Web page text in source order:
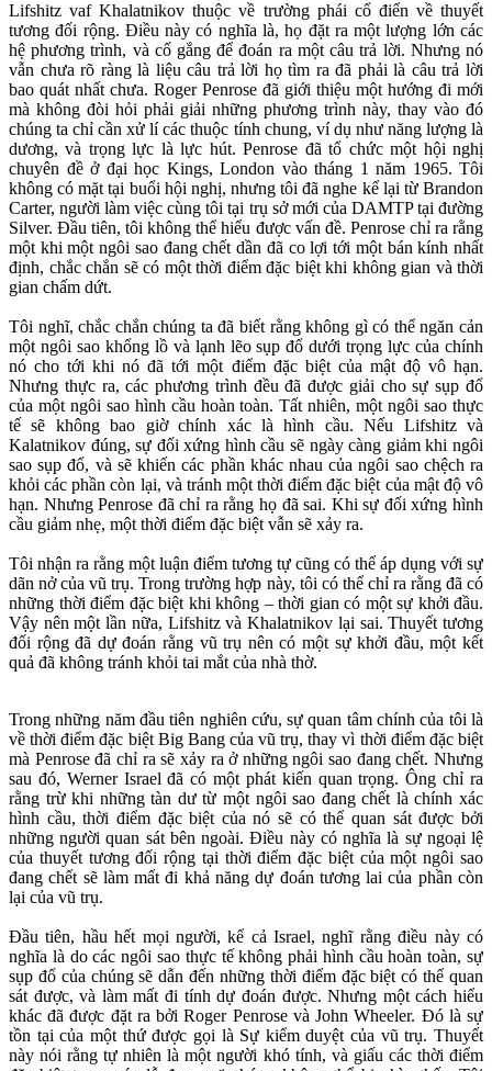
Lifshitz vaf Khalatnikov thuộc về trường phái cổ điển về thuyết
tương đối rộng. Điều này có nghĩa là, họ đặt ra một lượng lớn các
hệ phương trình, và cố gắng để đoán ra một câu trả lời. Nhưng nó
vẫn chưa rõ ràng là liệu câu trả lời họ tìm ra đã phải là câu trả lời
bao quát nhất chưa. Roger Penrose đã giới thiệu một hướng đi mới
mà không đòi hỏi phải giải những phương trình này, thay vào đó
chúng ta chỉ cần xử lí các thuộc tính chung, ví dụ như năng lượng là
dương, và trọng lực là lực hút. Penrose đã tổ chức một hội nghị
chuyên đề ở đại học Kings, London vào tháng 1 năm 1965. Tôi
không có mặt tại buổi hội nghị, nhưng tôi đã nghe kể lại từ Brandon
Carter, người làm việc cùng tôi tại trụ sở mới của DAMTP tại đường
Silver. Đầu tiên, tôi không thể hiểu được vấn đề. Penrose chỉ ra rằng
một khi một ngôi sao đang chết dần đã co lợi tới một bán kính nhất
định, chắc chắn sẽ có một thời điểm đặc biệt khi không gian và thời
gian chấm dứt.
Tôi nghĩ, chắc chắn chúng ta đã biết rằng không gì có thể ngăn cản
một ngôi sao khổng lồ và lạnh lẽo sụp đổ dưới trọng lực của chính
nó cho tới khi nó đã tới một điểm đặc biệt của mật độ vô hạn.
Nhưng thực ra, các phương trình đều đã được giải cho sự sụp đổ
của một ngôi sao hình cầu hoàn toàn. Tất nhiên, một ngôi sao thực
tế sẽ không bao giờ chính xác là hình cầu. Nếu Lifshitz và
Kalatnikov đúng, sự đối xứng hình cầu sẽ ngày càng giảm khi ngôi
sao sụp đổ, và sẽ khiến các phần khác nhau của ngôi sao chệch ra
khỏi các phần còn lại, và tránh một thời điểm đặc biệt của mật độ vô
hạn. Nhưng Penrose đã chỉ ra rằng họ đã sai. Khi sự đối xứng hình
cầu giảm nhẹ, một thời điểm đặc biệt vẫn sẽ xảy ra.
Tôi nhận ra rằng một luận điểm tương tự cũng có thể áp dụng với sự
dãn nở của vũ trụ. Trong trường hợp này, tôi có thể chỉ ra rằng đã có
những thời điểm đặc biệt khi không – thời gian có một sự khởi đầu.
Vậy nên một lần nữa, Lifshitz và Khalatnikov lại sai. Thuyết tương
đối rộng đã dự đoán rằng vũ trụ nên có một sự khởi đầu, một kết
quả đã không tránh khỏi tai mắt của nhà thờ.
Trong những năm đầu tiên nghiên cứu, sự quan tâm chính của tôi là
về thời điểm đặc biệt Big Bang của vũ trụ, thay vì thời điểm đặc biệt
mà Penrose đã chỉ ra sẽ xảy ra ở những ngôi sao đang chết. Nhưng
sau đó, Werner Israel đã có một phát kiến quan trọng. Ông chỉ ra
rằng trừ khi những tàn dư từ một ngôi sao đang chết là chính xác
hình cầu, thời điểm đặc biệt của nó sẽ có thể quan sát được bởi
những người quan sát bên ngoài. Điều này có nghĩa là sự ngoại lệ
của thuyết tương đối rộng tại thời điểm đặc biệt của một ngôi sao
đang chết sẽ làm mất đi khả năng dự đoán tương lai của phần còn
lại của vũ trụ.
Đầu tiên, hầu hết mọi người, kể cả Israel, nghĩ rằng điều này có
nghĩa là do các ngôi sao thực tế không phải hình cầu hoàn toàn, sự
sụp đổ của chúng sẽ dẫn đến những thời điểm đặc biệt có thể quan
sát được, và làm mất đi tính dự đoán được. Nhưng một cách hiểu
khác đã được đặt ra bởi Roger Penrose và John Wheeler. Đó là sự
tồn tại của một thứ được gọi là Sự kiểm duyệt của vũ trụ. Thuyết
này nói rằng tự nhiên là một người khó tính, và giấu các thời điểm